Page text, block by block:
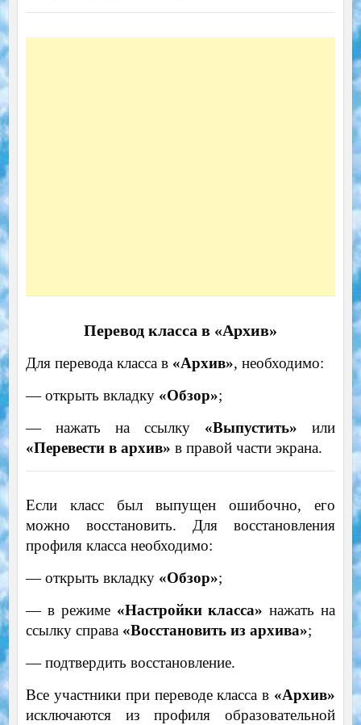
Перевод класса в «Архив»
Для перевода класса в «Архив», необходимо:
— открыть вкладку «Обзор»;
— нажать на ссылку «Выпустить» или
«Перевести в архив» в правой части экрана.
Если класс был выпущен ошибочно, его
можно восстановить. Для восстановления
профиля класса необходимо:
— открыть вкладку «Обзор»;
— в режиме «Настройки класса» нажать на
ссылку справа «Восстановить из архива»;
— подтвердить восстановление.
Все участники при переводе класса в «Архив»
исключаются из профиля образовательной